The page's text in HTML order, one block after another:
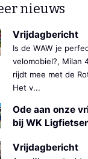
nieuws
Vrijdagbericht
Is de WAW je
velomobiel?, Milan
rijdt mee met de
Het v...
Ode aan onze
bij WK
Vrijdagbericht